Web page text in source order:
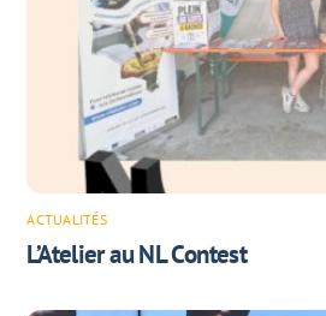
ACTUALITÉS
L’Atelier au NL Contest